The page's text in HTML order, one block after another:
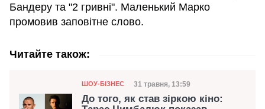
Бандеру та "2 гривні". Маленький Марко
промовив заповітне слово.
Читайте також:
Категорія
ШОУ-БІЗНЕС Дата публікації
31 травня, 13:59
До того, як став зіркою кіно: